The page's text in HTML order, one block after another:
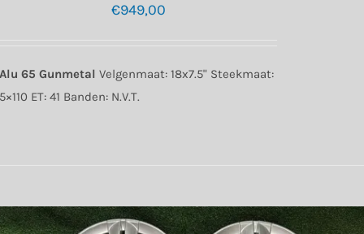
€949,00
Alu 65 Gunmetal Velgenmaat: 18x7.5" Steekmaat:
5×110 ET: 41 Banden: N.V.T.